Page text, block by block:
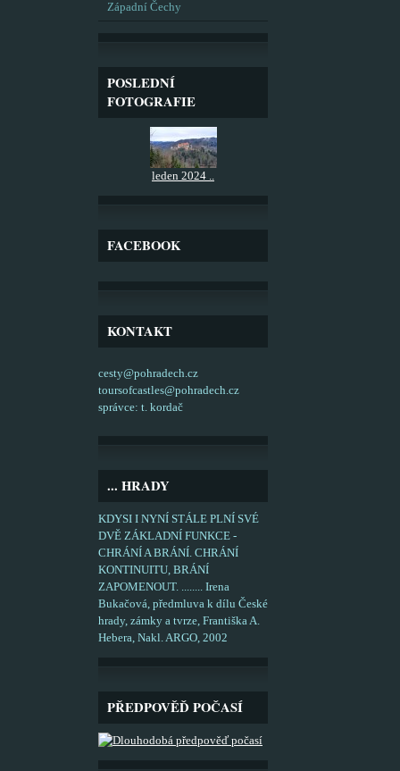
Západní Čechy
POSLEDNÍ
FOTOGRAFIE
leden 2024 ..
FACEBOOK
KONTAKT
cesty@pohradech.cz
toursofcastles@pohradech.cz
správce: t. kordač
... HRADY
KDYSI I NYNÍ STÁLE PLNÍ SVÉ
DVĚ ZÁKLADNÍ FUNKCE -
CHRÁNÍ A BRÁNÍ. CHRÁNÍ
KONTINUITU, BRÁNÍ
ZAPOMENOUT. ........ Irena
Bukačová, předmluva k dílu České
hrady, zámky a tvrze, Františka A.
Hebera, Nakl. ARGO, 2002
PŘEDPOVĚĎ POČASÍ